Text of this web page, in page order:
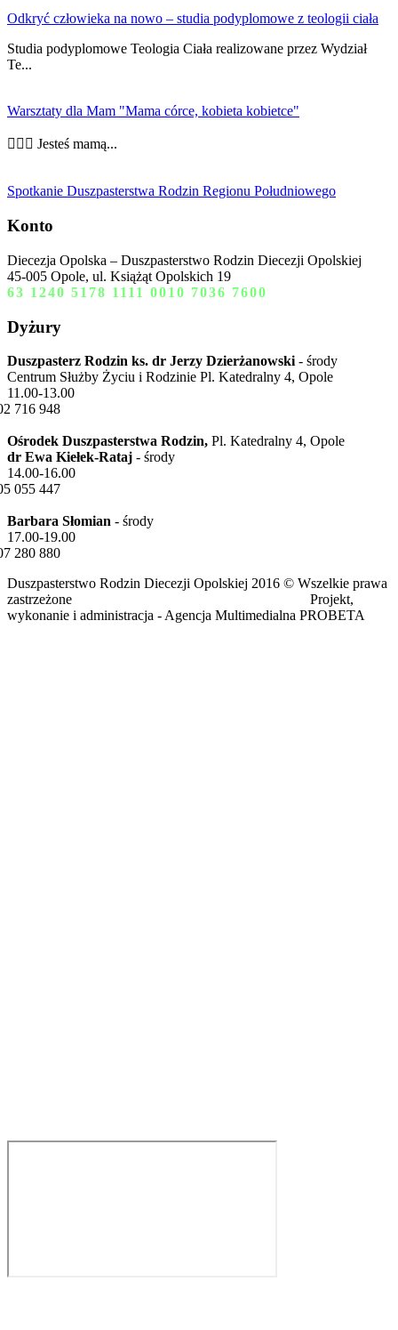
Odkryć człowieka na nowo – studia podyplomowe z teologii ciała
Studia podyplomowe Teologia Ciała realizowane przez Wydział
Te...
Warsztaty dla Mam "Mama córce, kobieta kobietce"
👩‍❤️‍👩 Jesteś mamą...
Spotkanie Duszpasterstwa Rodzin Regionu Południowego
Konto
Diecezja Opolska – Duszpasterstwo Rodzin Diecezji Opolskiej
45-005 Opole, ul. Książąt Opolskich 19
63 1240 5178 1111 0010 7036 7600
Dyżury
Duszpasterz Rodzin ks. dr Jerzy Dzierżanowski - środy
Centrum Służby Życiu i Rodzinie Pl. Katedralny 4, Opole
11.00-13.00
716 948
Ośrodek Duszpasterstwa Rodzin, Pl. Katedralny 4, Opole
dr Ewa Kiełek-Rataj - środy
14.00-16.00
055 447
Barbara Słomian - środy
17.00-19.00
280 880
Duszpasterstwo Rodzin Diecezji Opolskiej 2016 © Wszelkie prawa
zastrzeżone Projekt,
wykonanie i administracja - Agencja Multimedialna PROBETA